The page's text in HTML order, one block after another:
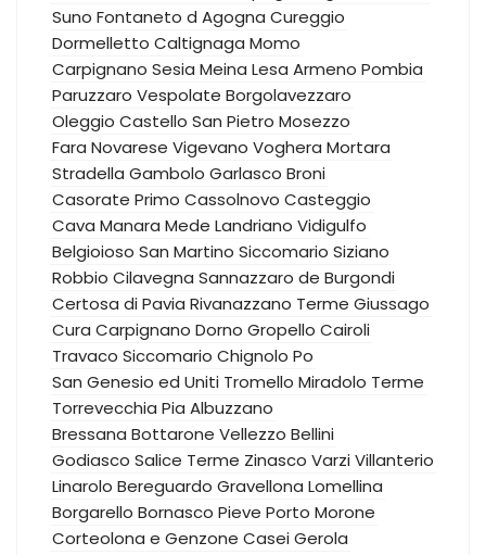
Suno Fontaneto d Agogna Cureggio
Dormelletto Caltignaga Momo
Carpignano Sesia Meina Lesa Armeno Pombia
Paruzzaro Vespolate Borgolavezzaro
Oleggio Castello San Pietro Mosezzo
Fara Novarese Vigevano Voghera Mortara
Stradella Gambolo Garlasco Broni
Casorate Primo Cassolnovo Casteggio
Cava Manara Mede Landriano Vidigulfo
Belgioioso San Martino Siccomario Siziano
Robbio Cilavegna Sannazzaro de Burgondi
Certosa di Pavia Rivanazzano Terme Giussago
Cura Carpignano Dorno Gropello Cairoli
Travaco Siccomario Chignolo Po
San Genesio ed Uniti Tromello Miradolo Terme
Torrevecchia Pia Albuzzano
Bressana Bottarone Vellezzo Bellini
Godiasco Salice Terme Zinasco VarziVillanterio
Linarolo Bereguardo Gravellona Lomellina
Borgarello Bornasco Pieve Porto Morone
Corteolona e Genzone Casei Gerola